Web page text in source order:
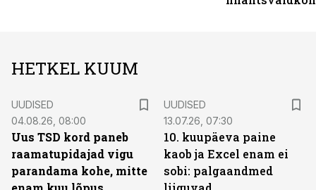
HETKEL KUUM
UUDISED
04.08.26, 08:00
Uus TSD kord paneb
raamatupidajad vigu
parandama kohe, mitte
UUDISED
13.07.26, 07:30
10. kuupäeva paine
kaob ja Excel enam ei
sobi: palgaandmed